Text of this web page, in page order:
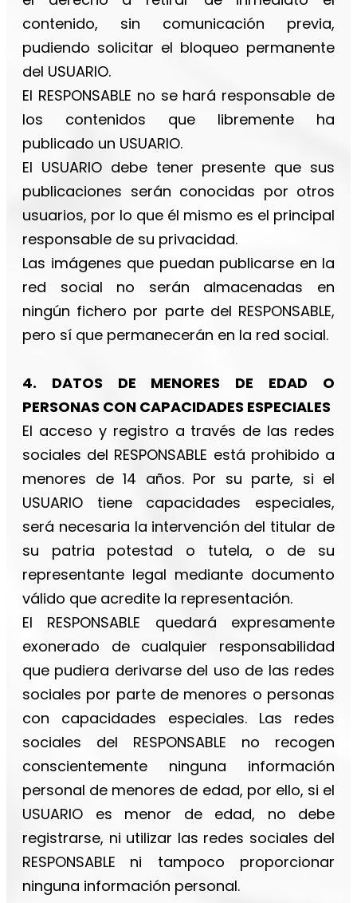
contenido, sin comunicación previa,
pudiendo solicitar el bloqueo permanente
del USUARIO.
El RESPONSABLE no se hará responsable de
los contenidos que libremente ha
publicado un USUARIO.
El USUARIO debe tener presente que sus
publicaciones serán conocidas por otros
usuarios, por lo que él mismo es el principal
responsable de su privacidad.
Las imágenes que puedan publicarse en la
red social no serán almacenadas en
ningún fichero por parte del RESPONSABLE,
pero sí que permanecerán en la red social.
4. DATOS DE MENORES DE EDAD O
PERSONAS CON CAPACIDADES ESPECIALES
El acceso y registro a través de las redes
sociales del RESPONSABLE está prohibido a
menores de 14 años. Por su parte, si el
USUARIO tiene capacidades especiales,
será necesaria la intervención del titular de
su patria potestad o tutela, o de su
representante legal mediante documento
válido que acredite la representación.
El RESPONSABLE quedará expresamente
exonerado de cualquier responsabilidad
que pudiera derivarse del uso de las redes
sociales por parte de menores o personas
con capacidades especiales. Las redes
sociales del RESPONSABLE no recogen
conscientemente ninguna información
personal de menores de edad, por ello, si el
USUARIO es menor de edad, no debe
registrarse, ni utilizar las redes sociales del
RESPONSABLE
ni tampoco proporcionar
ninguna información personal.